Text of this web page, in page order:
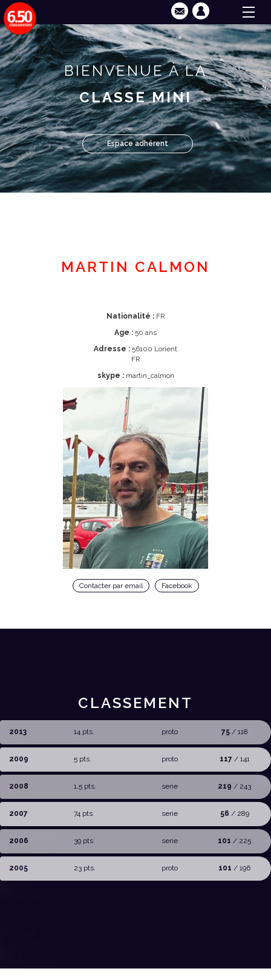
BIENVENUE À LA
CLASSE MINI
Espace adhérent
MARTIN CALMON
Nationalité :FR
Age : 50 ans
Adresse : 56100 Lorient
FR
skype :martin_calmon
Contacter par email Facebook
CLASSEMENT
2013 14 pts. proto 75/ 118
2009 5 pts. proto 117/ 141
2008 1,5 pts. serie 219 / 243
2007 74 pts. serie 56 / 289
2006 39 pts. serie 101 / 225
2005 23 pts. proto 101 / 196